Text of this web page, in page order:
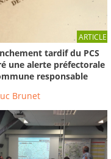
Majeurs
d’Ornans de janvier 2018
Majeurs
d'urgence : les
Majeurs
ARTICLE
tardif du PCS
une alerte préfectorale
responsable
Brunet